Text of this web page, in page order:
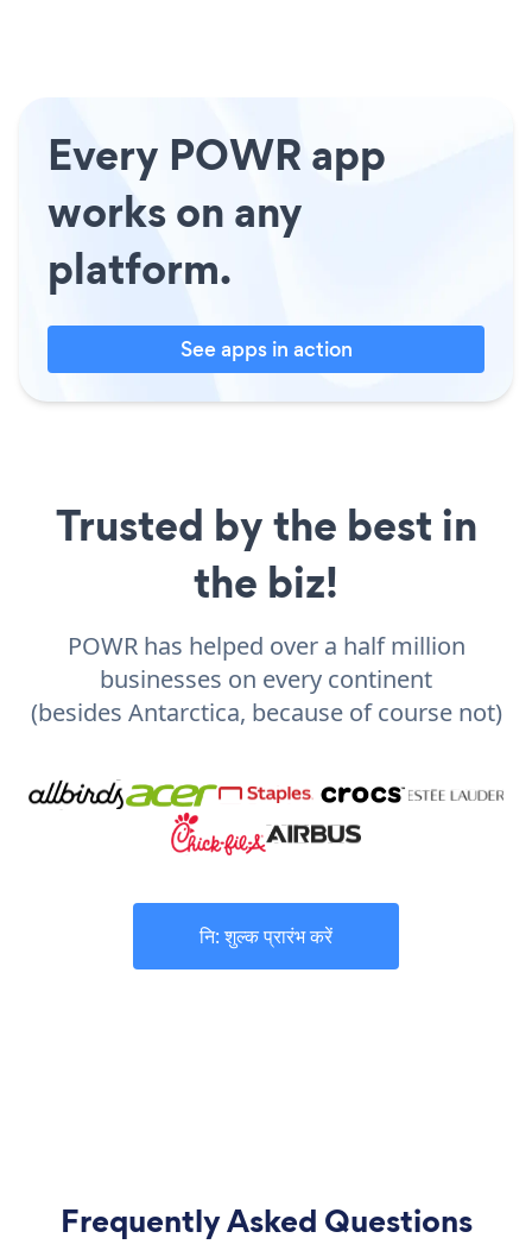
Every POWR app
works on any
platform.
See apps in action
Trusted by the best in
the biz!
POWR has helped over a half million
businesses on every continent
(besides Antarctica, because of course not)
नि: शुल्क प्रारंभ करें
Frequently Asked Questions